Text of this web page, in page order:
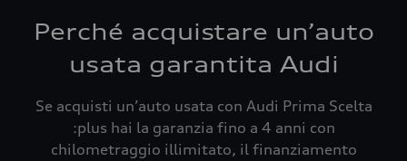
Perché acquistare un’auto
usata garantita Audi
Se acquisti un’auto usata con Audi Prima Scelta
:plus hai la garanzia fino a 4 anni con
chilometraggio illimitato, il finanziamento